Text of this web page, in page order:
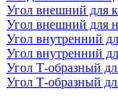
Угол внешний для
Угол внешний для
Угол внутренний
Угол внутренний
Угол Т-образный
Угол Т-образный